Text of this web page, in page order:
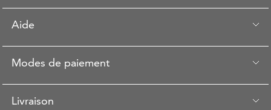
Aide
Modes de paiement
Livraison